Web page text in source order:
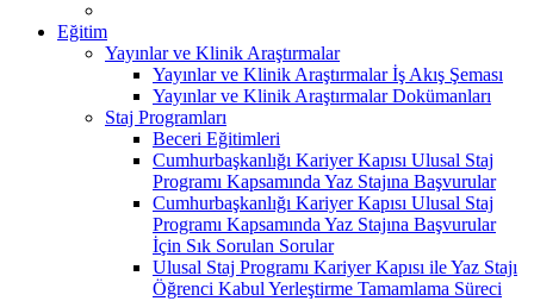
Eğitim
Yayınlar ve Klinik Araştırmalar
Yayınlar ve Klinik Araştırmalar İş Akış Şeması
Yayınlar ve Klinik Araştırmalar Dokümanları
Staj Programları
Beceri Eğitimleri
Cumhurbaşkanlığı Kariyer Kapısı Ulusal Staj
Programı Kapsamında Yaz Stajına Başvurular
Cumhurbaşkanlığı Kariyer Kapısı Ulusal Staj
Programı Kapsamında Yaz Stajına Başvurular
İçin Sık Sorulan Sorular
Ulusal Staj Programı Kariyer Kapısı ile Yaz Stajı
Öğrenci Kabul Yerleştirme Tamamlama Süreci